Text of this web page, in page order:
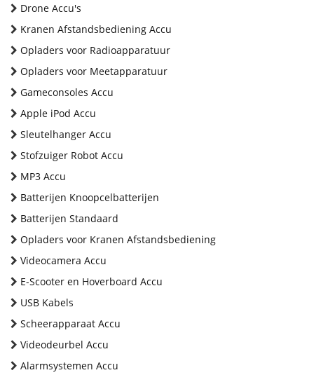
Drone Accu's
Kranen Afstandsbediening Accu
Opladers voor Radioapparatuur
Opladers voor Meetapparatuur
Gameconsoles Accu
Apple iPod Accu
Sleutelhanger Accu
Stofzuiger Robot Accu
MP3 Accu
Batterijen Knoopcelbatterijen
Batterijen Standaard
Opladers voor Kranen Afstandsbediening
Videocamera Accu
E-Scooter en Hoverboard Accu
USB Kabels
Scheerapparaat Accu
Videodeurbel Accu
Alarmsystemen Accu